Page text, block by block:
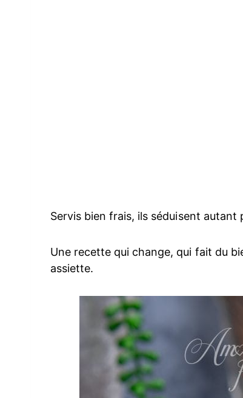
Servis bien frais, ils séduisent
Une recette qui change, qui fait du
assiette.